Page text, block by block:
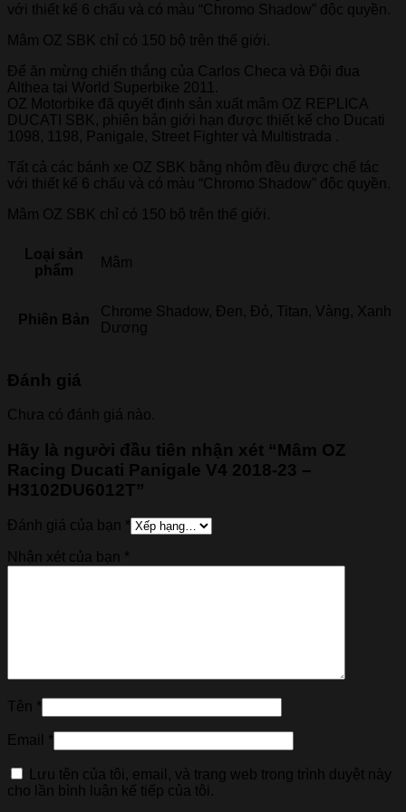
với thiết kế 6 chấu và có màu “Chromo Shadow” độc quyền.
Mâm OZ SBK chỉ có 150 bộ trên thế giới.
Để ăn mừng chiến thắng của Carlos Checa và Đội đua
Althea tại World Superbike 2011.
OZ Motorbike đã quyết định sản xuất mâm OZ REPLICA
DUCATI SBK, phiên bản giới hạn được thiết kế cho Ducati
1098, 1198, Panigale, Street Fighter và Multistrada .
Tất cả các bánh xe OZ SBK bằng nhôm đều được chế tác
với thiết kế 6 chấu và có màu “Chromo Shadow” độc quyền.
Mâm OZ SBK chỉ có 150 bộ trên thế giới.
Loại sản
phẩm
Mâm
Phiên Bản
Chrome Shadow, Đen, Đỏ, Titan, Vàng, Xanh
Dương
Đánh giá
Chưa có đánh giá nào.
Hãy là người đầu tiên nhận xét “Mâm OZ
Racing Ducati Panigale V4 2018-23 –
H3102DU6012T”
Đánh giá của bạn *
Nhận xét của bạn *
Tên *
Email *
Lưu tên của tôi, email, và trang web trong trình duyệt này
cho lần bình luận kế tiếp của tôi.